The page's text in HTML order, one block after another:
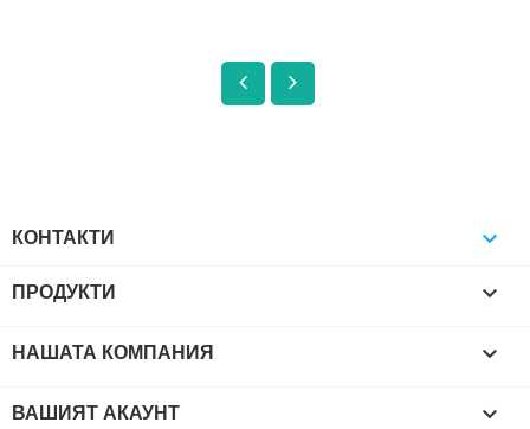
КОНТАКТИ 
ПРОДУКТИ 
НАШАТА КОМПАНИЯ 
ВАШИЯТ АКАУНТ 